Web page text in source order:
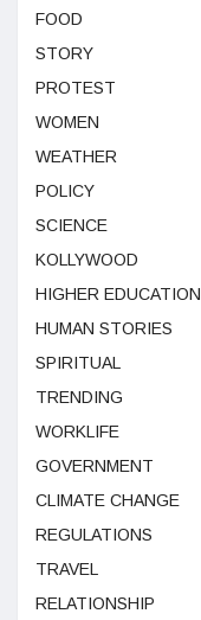
FOOD
STORY
PROTEST
WOMEN
WEATHER
POLICY
SCIENCE
KOLLYWOOD
HIGHER EDUCATION
HUMAN STORIES
SPIRITUAL
TRENDING
WORKLIFE
GOVERNMENT
CLIMATE CHANGE
REGULATIONS
TRAVEL
RELATIONSHIP